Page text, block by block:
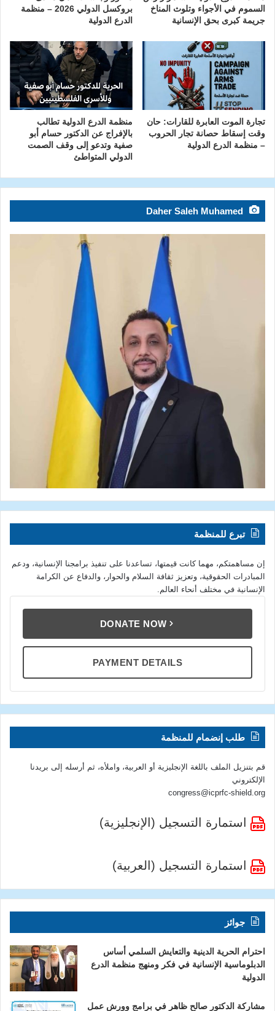
السموم في الأجواء وتلوث المناخ
جريمة كبرى بحق الإنسانية
بروكسل الدولي 2026 – منظمة
الدرع الدولية
تجارة الموت العابرة للقارات: حان
وقت إسقاط حصانة تجار الحروب
– منظمة الدرع الدولية
منظمة الدرع الدولية تطالب
بالإفراج عن الدكتور حسام أبو
صفية وتدعو إلى وقف الصمت
الدولي المتواطئ
Daher Saleh Muhamed
تبرع للمنظمة
إن مساهمتكم، مهما كانت قيمتها، تساعدنا على تنفيذ برامجنا الإنسانية، ودعم
المبادرات الحقوقية، وتعزيز ثقافة السلام والحوار، والدفاع عن الكرامة
الإنسانية في مختلف أنحاء العالم.
DONATE NOW
PAYMENT DETAILS
طلب إنضمام للمنظمة
قم بتنزيل الملف باللغة الإنجليزية أو العربية، واملأه، ثم أرسله إلى بريدنا
الإلكتروني
congress@icprfc-shield.org
استمارة التسجيل (الإنجليزية)
استمارة التسجيل (العربية)
جوائز
احترام الحرية الدينية والتعايش السلمي أساس
الدبلوماسية الإنسانية في فكر ومنهج منظمة الدرع
الدولية
مشاركة الدكتور صالح ظاهر في برامج وورش عمل